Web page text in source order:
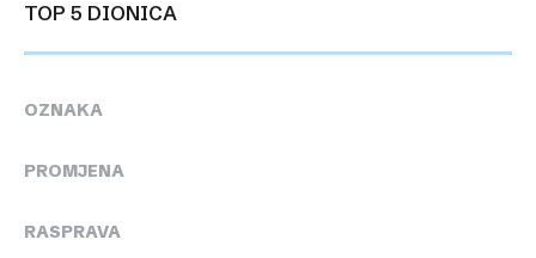
TOP 5 DIONICA
OZNAKA
PROMJENA
RASPRAVA